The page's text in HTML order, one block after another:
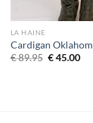
LA HAINE
Cardigan
€89.95 €45.00